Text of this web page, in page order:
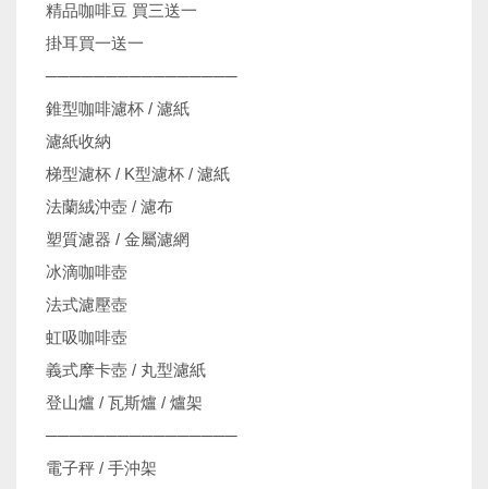
精品咖啡豆 買三送一
掛耳買一送一
────────────────
錐型咖啡濾杯 / 濾紙
濾紙收納
梯型濾杯 / K型濾杯 / 濾紙
法蘭絨沖壺 / 濾布
塑質濾器 / 金屬濾網
冰滴咖啡壺
法式濾壓壺
虹吸咖啡壺
義式摩卡壺 / 丸型濾紙
登山爐 / 瓦斯爐 / 爐架
────────────────
電子秤 / 手沖架